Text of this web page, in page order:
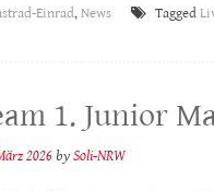
Einrad, News Tagged
1. Junior
2026 bySoli-NRW